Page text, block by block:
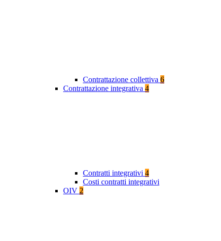
Contrattazione collettiva 6
Contrattazione integrativa 4
Contratti integrativi 4
Costi contratti integrativi
OIV 2